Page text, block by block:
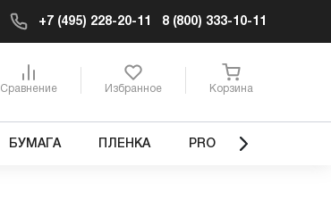
+7 (495) 228-20-11 8 (800) 333-10-11
Сравнение Избранное Корзина
БУМАГА ПЛЕНКА PRO